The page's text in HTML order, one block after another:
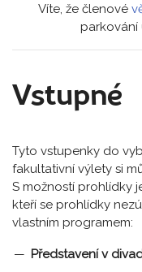
Víte, že členové
parkování
Vstupné
Tyto vstupenky do
fakultativní výlety si
S možností prohlídky
kteří se prohlídky
vlastním programem:
Představení v